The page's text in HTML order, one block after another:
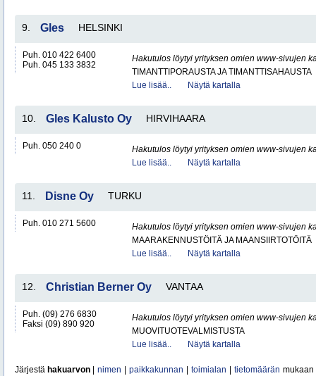
9. Gles HELSINKI
Puh. 010 422 6400
Puh. 045 133 3832
Hakutulos löytyi yrityksen omien www-sivujen
TIMANTTIPORAUSTA JA TIMANTTISAHAUSTA
Lue lisää..
Näytä kartalla
10. Gles Kalusto Oy HIRVIHAARA
Puh. 050 240 0
Hakutulos löytyi yrityksen omien www-sivujen
Lue lisää..
Näytä kartalla
11. Disne Oy TURKU
Puh. 010 271 5600
Hakutulos löytyi yrityksen omien www-sivujen
MAARAKENNUSTÖITÄ JA MAANSIIRTOTÖITÄ
Lue lisää..
Näytä kartalla
12. Christian Berner Oy VANTAA
Puh. (09) 276 6830
Faksi (09) 890 920
Hakutulos löytyi yrityksen omien www-sivujen
MUOVITUOTEVALMISTUSTA
Lue lisää..
Näytä kartalla
Järjestä hakuarvon nimen paikkakunnan toimialan tietomäärän mukaan